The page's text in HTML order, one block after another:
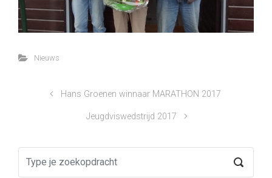
Nieuws
Hans Groenen winnaar MARATHON 2017
Jeugdviswedstrijd 2017